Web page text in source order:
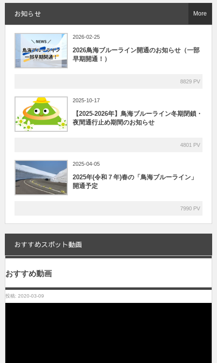
お知らせ
2026-02-25
2026鳥海ブルーライン開通のお知らせ（一部
早期開通！）
8829 PV
2025-10-17
【2025-2026年】鳥海ブルーライン冬期閉鎖・
夜間通行止め期間のお知らせ
4801 PV
2025-04-05
2025年(令和７年)春の「鳥海ブルーライン」
開通予定
7990 PV
More
おすすめスポット動画
おすすめ動画
投稿: 2020-03-09